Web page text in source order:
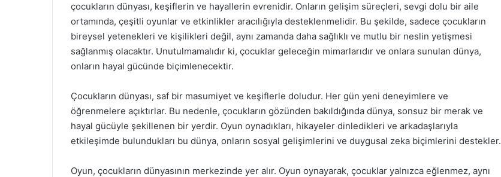
çocukların dünyası, keşiflerin ve hayallerin evrenidir. Onların gelişim süreçleri, sevgi dolu bir aile
ortamında, çeşitli oyunlar ve etkinlikler aracılığıyla desteklenmelidir. Bu şekilde, sadece çocukların
bireysel yetenekleri ve kişilikleri değil, aynı zamanda daha sağlıklı ve mutlu bir neslin yetişmesi
sağlanmış olacaktır. Unutulmamalıdır ki, çocuklar geleceğin mimarlarıdır ve onlara sunulan dünya,
onların hayal gücünde biçimlenecektir.
Çocukların dünyası, saf bir masumiyet ve keşiflerle doludur. Her gün yeni deneyimlere ve
öğrenmelere açıktırlar. Bu nedenle, çocukların gözünden bakıldığında dünya, sonsuz bir merak ve
hayal gücüyle şekillenen bir yerdir. Oyun oynadıkları, hikayeler dinledikleri ve arkadaşlarıyla
etkileşimde bulundukları bu dünya, onların sosyal gelişimlerini ve duygusal zeka biçimlerini destekler.
Oyun, çocukların dünyasının merkezinde yer alır. Oyun oynayarak, çocuklar yalnızca eğlenmez, aynı